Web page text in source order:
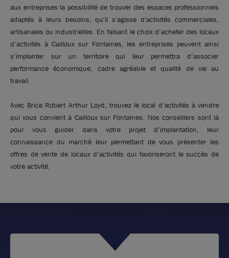
aux entreprises la possibilité de trouver des espaces professionnels
adaptés à leurs besoins, qu'il s'agisse d'activités commerciales,
artisanales ou industrielles. En faisant le choix d’acheter des locaux
d’activités à Cailloux sur Fontaines, les entreprises peuvent ainsi
s’implanter sur un territoire qui leur permettra d’associer
performance économique, cadre agréable et qualité de vie au
travail.
Avec Brice Robert Arthur Loyd, trouvez le local d’activités à vendre
qui vous convient à Cailloux sur Fontaines. Nos conseillers sont là
pour vous guider dans votre projet d’implantation, leur
connaissance du marché leur permettant de vous présenter les
offres de vente de locaux d’activités qui favoriseront le succès de
votre activité.